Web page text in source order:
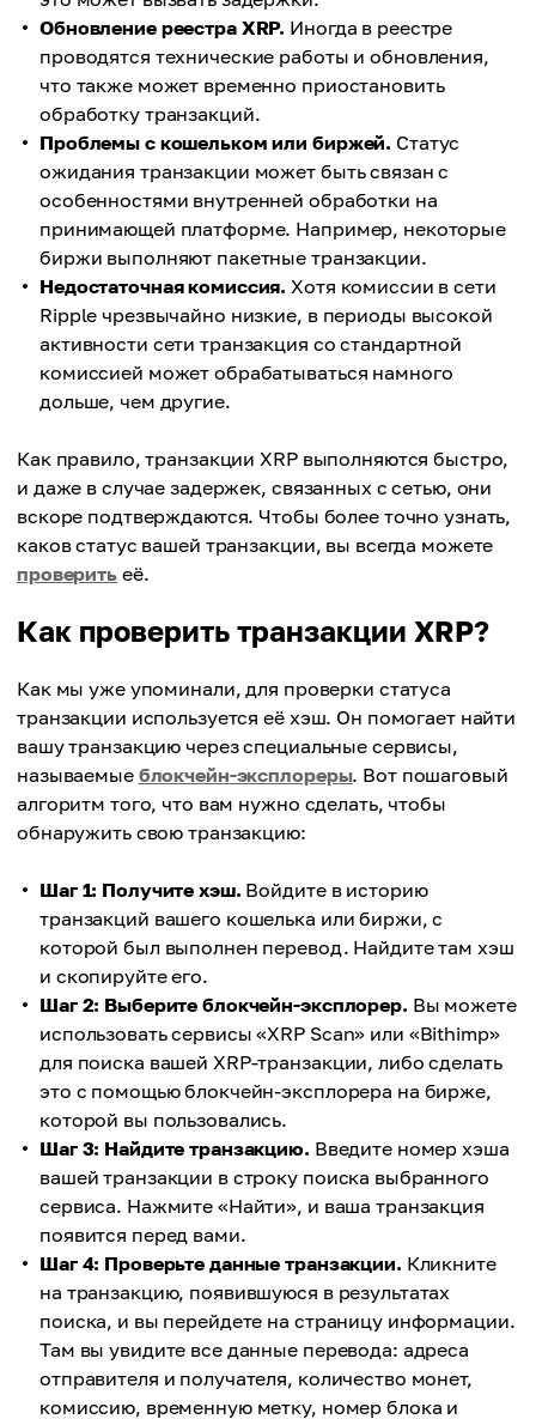
Обновление реестра XRP. Иногда в реестре
проводятся технические работы и обновления,
что также может временно приостановить
обработку транзакций.
Проблемы с кошельком или биржей. Статус
ожидания транзакции может быть связан с
особенностями внутренней обработки на
принимающей платформе. Например, некоторые
биржи выполняют пакетные транзакции.
Недостаточная комиссия. Хотя комиссии в сети
Ripple чрезвычайно низкие, в периоды высокой
активности сети транзакция со стандартной
комиссией может обрабатываться намного
дольше, чем другие.
Как правило, транзакции XRP выполняются быстро,
и даже в случае задержек, связанных с сетью, они
вскоре подтверждаются. Чтобы более точно узнать,
каков статус вашей транзакции, вы всегда можете
проверитьеё.
Как проверить транзакции XRP?
Как мы уже упоминали, для проверки статуса
транзакции используется её хэш. Он помогает найти
вашу транзакцию через специальные сервисы,
называемые блокчейн-эксплореры. Вот пошаговый
алгоритм того, что вам нужно сделать, чтобы
обнаружить свою транзакцию:
Шаг 1: Получите хэш. Войдите в историю
транзакций вашего кошелька или биржи, с
которой был выполнен перевод. Найдите там хэш
и скопируйте его.
Шаг 2: Выберите блокчейн-эксплорер. Вы можете
использовать сервисы «XRP Scan» или «Bithimp»
для поиска вашей XRP-транзакции, либо сделать
это с помощью блокчейн-эксплорера на бирже,
которой вы пользовались.
Шаг 3: Найдите транзакцию. Введите номер хэша
вашей транзакции в строку поиска выбранного
сервиса. Нажмите «Найти», и ваша транзакция
появится перед вами.
Шаг 4: Проверьте данные транзакции. Кликните
на транзакцию, появившуюся в результатах
поиска, и вы перейдете на страницу информации.
Там вы увидите все данные перевода: адреса
отправителя и получателя, количество монет,
комиссию, временную метку, номер блока и